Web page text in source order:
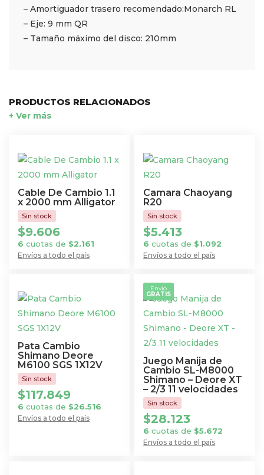
– Amortiguador trasero recomendado:Monarch RL
– Eje: 9 mm QR
– Tamaño máximo del disco: 210mm
PRODUCTOS RELACIONADOS
+ Ver más
Cable De Cambio 1.1
x 2000 mm Alligator
Envíos a todo el país
$9.606
6 cuotas de $2.161
Camara Chaoyang
R20
Envíos a todo el país
$5.413
6 cuotas de $1.092
Pata Cambio
Shimano Deore
M6100 SGS 1X12V
Envíos a todo el país
$117.849
6 cuotas de $26.516
Juego Manija de
Cambio SL-M8000
Shimano – Deore XT
– 2/3 11 velocidades
Envío
GRATIS
Envíos a todo el país
$28.123
6 cuotas de $5.672